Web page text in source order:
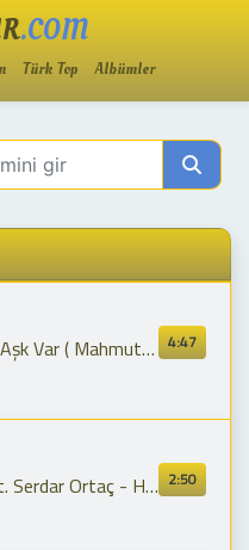
.COM
Türk Top Albümler
4:47
( Mahmut Orhan Remix )
2:50
- Heyecan (Official Video)